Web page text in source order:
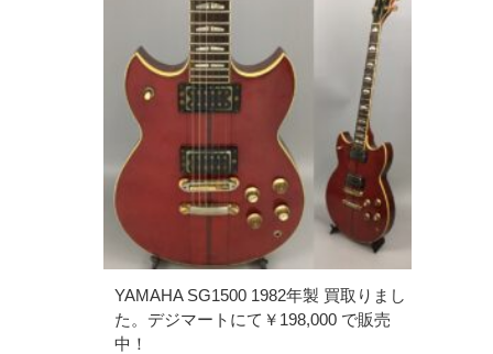
YAMAHA SG1500 1982年製 買取りまし
た。デジマートにて￥198,000 で販売
中！